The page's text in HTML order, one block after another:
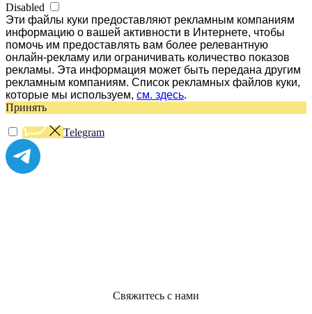
Disabled
Эти файлы куки предоставляют рекламным компаниям
информацию о вашей активности в Интернете, чтобы
помочь им предоставлять вам более релевантную
онлайн-рекламу или ограничивать количество показов
рекламы. Эта информация может быть передана другим
рекламным компаниям. Список рекламных файлов куки,
которые мы используем, см. здесь.
Принять
Telegram
Свяжитесь с нами